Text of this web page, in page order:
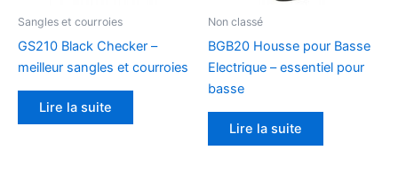
Sangles et courroies
GS210 Black Checker –
meilleur sangles et courroies
Lire la suite
Non classé
BGB20 Housse pour Basse
Electrique – essentiel pour
basse
Lire la suite